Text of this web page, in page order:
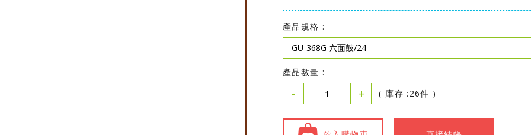
產品規格 :
產品數量 :
- + ( 庫存 :26件 )